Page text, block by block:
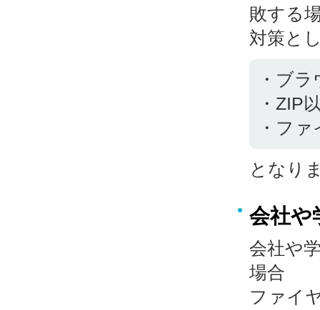
敗する
対策と
・ブ
・ZIP
・フ
となり
会社や
会社や
場合
ファイ